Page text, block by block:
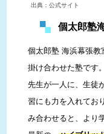
出典：公式サイト
個太郎塾
個太郎塾 海浜幕張
掛け合わせた塾です。
先生が一人に、生徒
習にも力を入れてお
み合わせると、より